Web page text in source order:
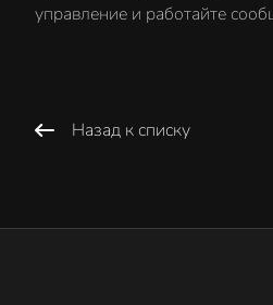
управление и работайте
Назад к списку